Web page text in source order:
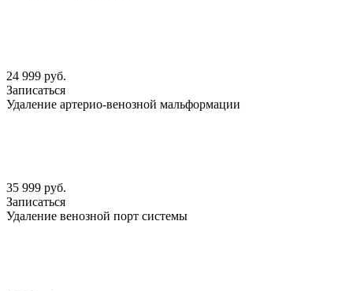
24 999 руб.
Записаться
Удаление артерио-венозной мальформации
35 999 руб.
Записаться
Удаление венозной порт системы